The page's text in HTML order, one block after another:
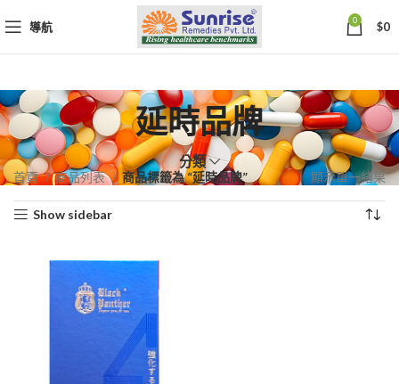
導航 0 $0
延時品牌
分類
首頁 商品列表 商品標籤為 “延時品牌” 顯示單一結果
Show sidebar